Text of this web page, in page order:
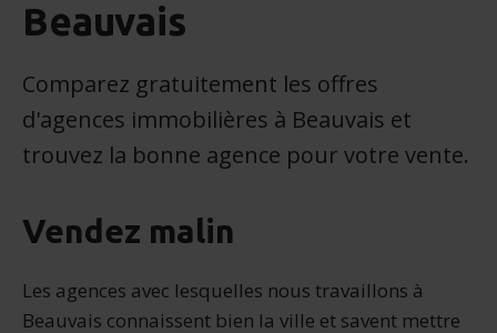
Beauvais
Comparez gratuitement les offres
d'agences immobilières à Beauvais et
trouvez la bonne agence pour votre vente.
Vendez malin
Les agences avec lesquelles nous travaillons à
Beauvais connaissent bien la ville et savent mettre